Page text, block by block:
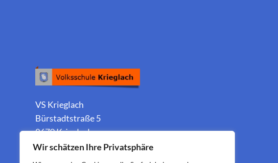
Wir schätzen Ihre Privatsphäre
VS Krieglach
Bürstadtstraße 5
8670 Krieglach